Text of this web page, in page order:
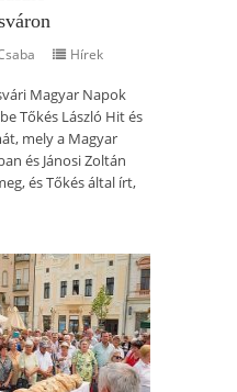
Hírek
Magyar Napok
Tőkés László Hit és
mely a Magyar
és Jánosi Zoltán
és Tőkés által írt,